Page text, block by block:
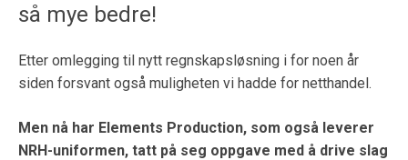
så mye bedre!
Etter omlegging til nytt regnskapsløsning i for noen år
siden forsvant også muligheten vi hadde for netthandel.
Men nå har Elements Production, som også leverer
NRH-uniformen, tatt på seg oppgave med å drive slag